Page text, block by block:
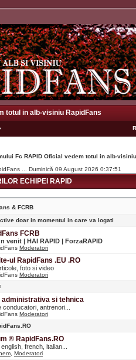
totul in alb-visiniu RapidFans
Fc RAPID Oficial vedem totul in alb-
... Duminică 09 August 2026 0:37:51
ECHIPEI RAPID
& FCRB
doar in momentul in care va logati
FCRB
venit | HAI RAPID | ForzaRAPID
Moderatori
ul RapidFans .EU .RO
foto si video
Moderatori
administrativa si tehnica
antrenori...
Moderatori
® RapidFans.RO
french, italian...
Moderatori